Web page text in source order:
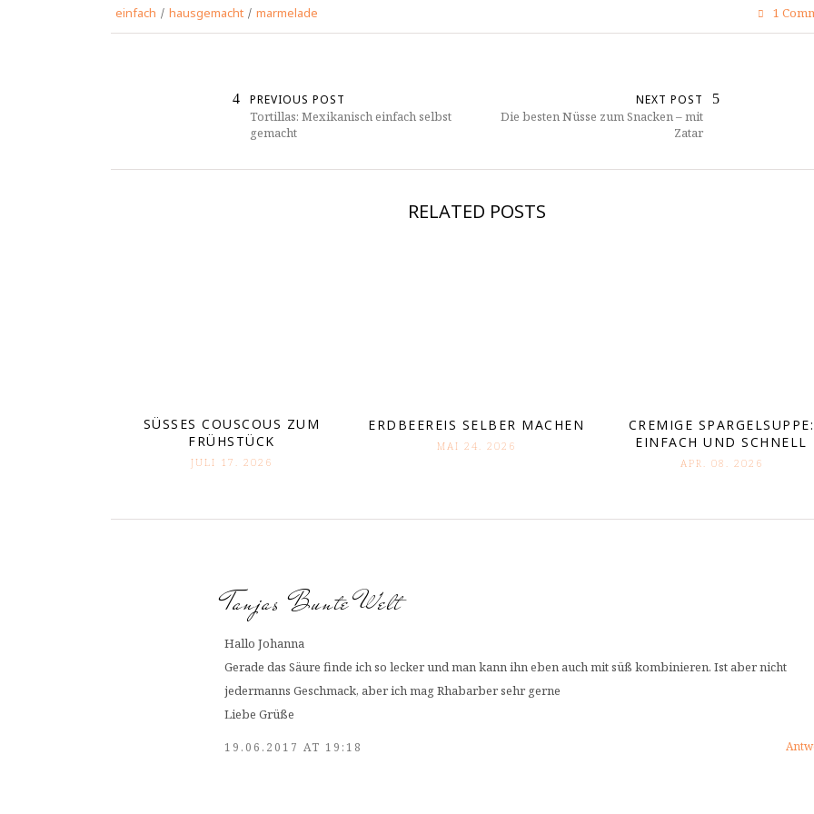
einfach / hausgemacht / marmelade 1
PREVIOUS POST
Tortillas: Mexikanisch einfach selbst
gemacht
NEXT POST
Die besten Nüsse zum Snacken – mit
Zatar
RELATED POSTS
SÜSSES COUSCOUS ZUM F
RÜHSTÜCK
JULI 17. 2026
ERDBEEREIS SELBER MACHEN
MAI 24. 2026
CREMIGE SPARGELSUPPE:
EINFACH UND SCHNELL
APR. 08. 2026
Tanjas Bunte Welt
Hallo Johanna
Gerade das Säure finde ich so lecker und man kann ihn eben auch mit süß kombinieren. Ist aber nicht
jedermanns Geschmack, aber ich mag Rhabarber sehr gerne
Liebe Grüße
19.06.2017 AT 19:18